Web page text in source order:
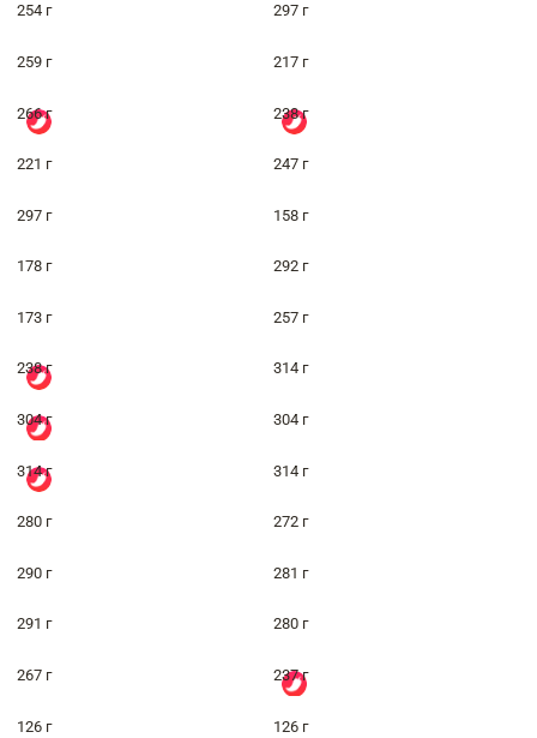
254 г 297 г
259 г 217 г
266 г 238 г
221 г 247 г
297 г 158 г
178 г 292 г
173 г 257 г
238 г 314 г
304 г 304 г
314 г 314 г
280 г 272 г
290 г 281 г
291 г 280 г
267 г 237 г
126 г 126 г